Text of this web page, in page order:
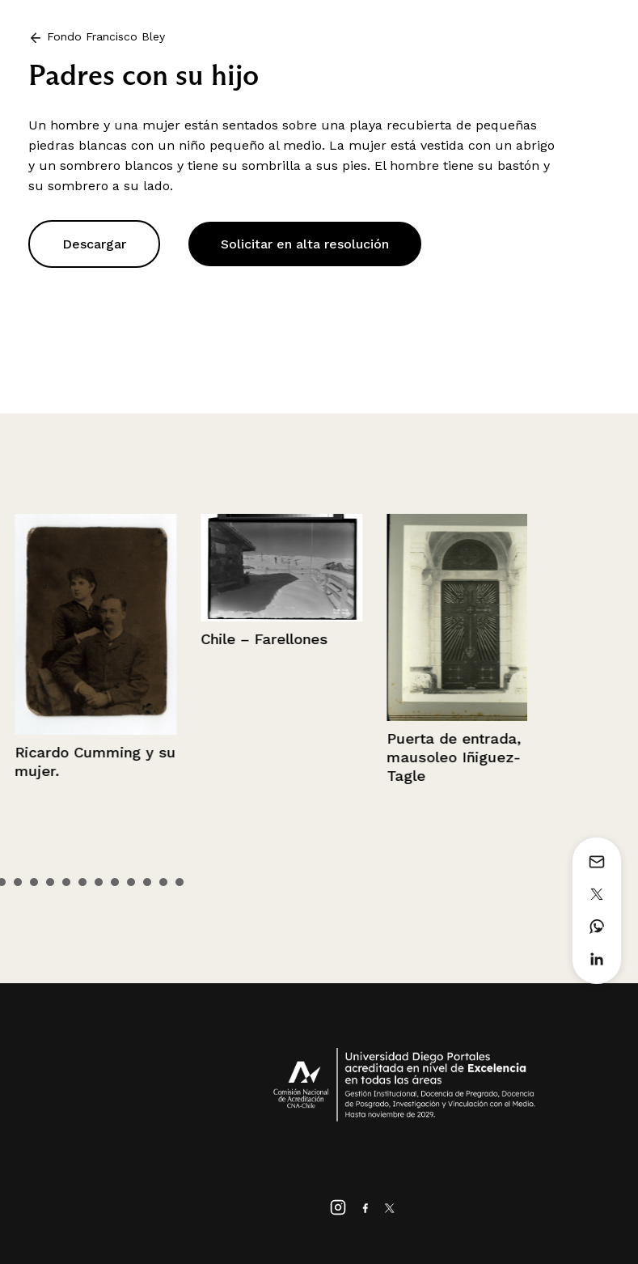
Fondo Francisco Bley
Padres con su hijo
Un hombre y una mujer están sentados sobre una playa recubierta de pequeñas
piedras blancas con un niño pequeño al medio. La mujer está vestida con un abrigo
y un sombrero blancos y tiene su sombrilla a sus pies. El hombre tiene su bastón y
su sombrero a su lado.
Descargar Solicitar en alta resolución
Ricardo Cumming y su
mujer.
Chile – Farellones
Puerta de entrada,
mausoleo Iñiguez-
Tagle